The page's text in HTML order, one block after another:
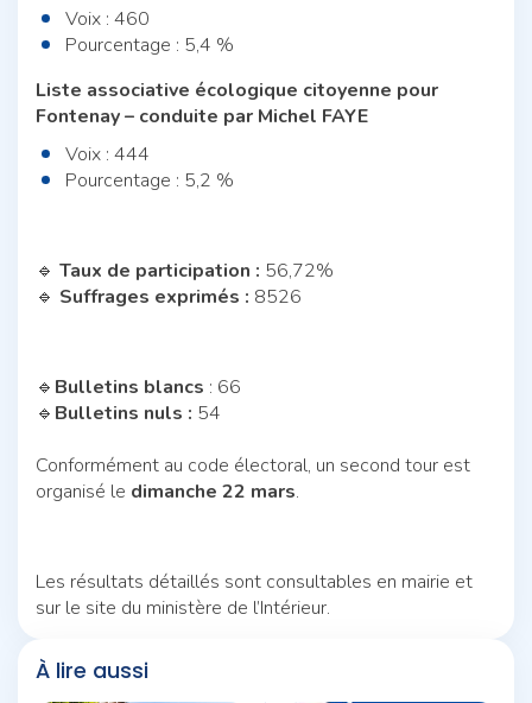
Voix : 460
Pourcentage : 5,4 %
Liste associative écologique citoyenne pour
Fontenay – conduite par Michel FAYE
Voix : 444
Pourcentage : 5,2 %
🔹 Taux de participation : 56,72%
🔹 Suffrages exprimés : 8526
🔹 Bulletins blancs : 66
🔹 Bulletins nuls : 54
Conformément au code électoral, un second tour est
organisé le dimanche 22 mars.
Les résultats détaillés sont consultables en mairie et
sur le site du ministère de l’Intérieur.
À lire aussi